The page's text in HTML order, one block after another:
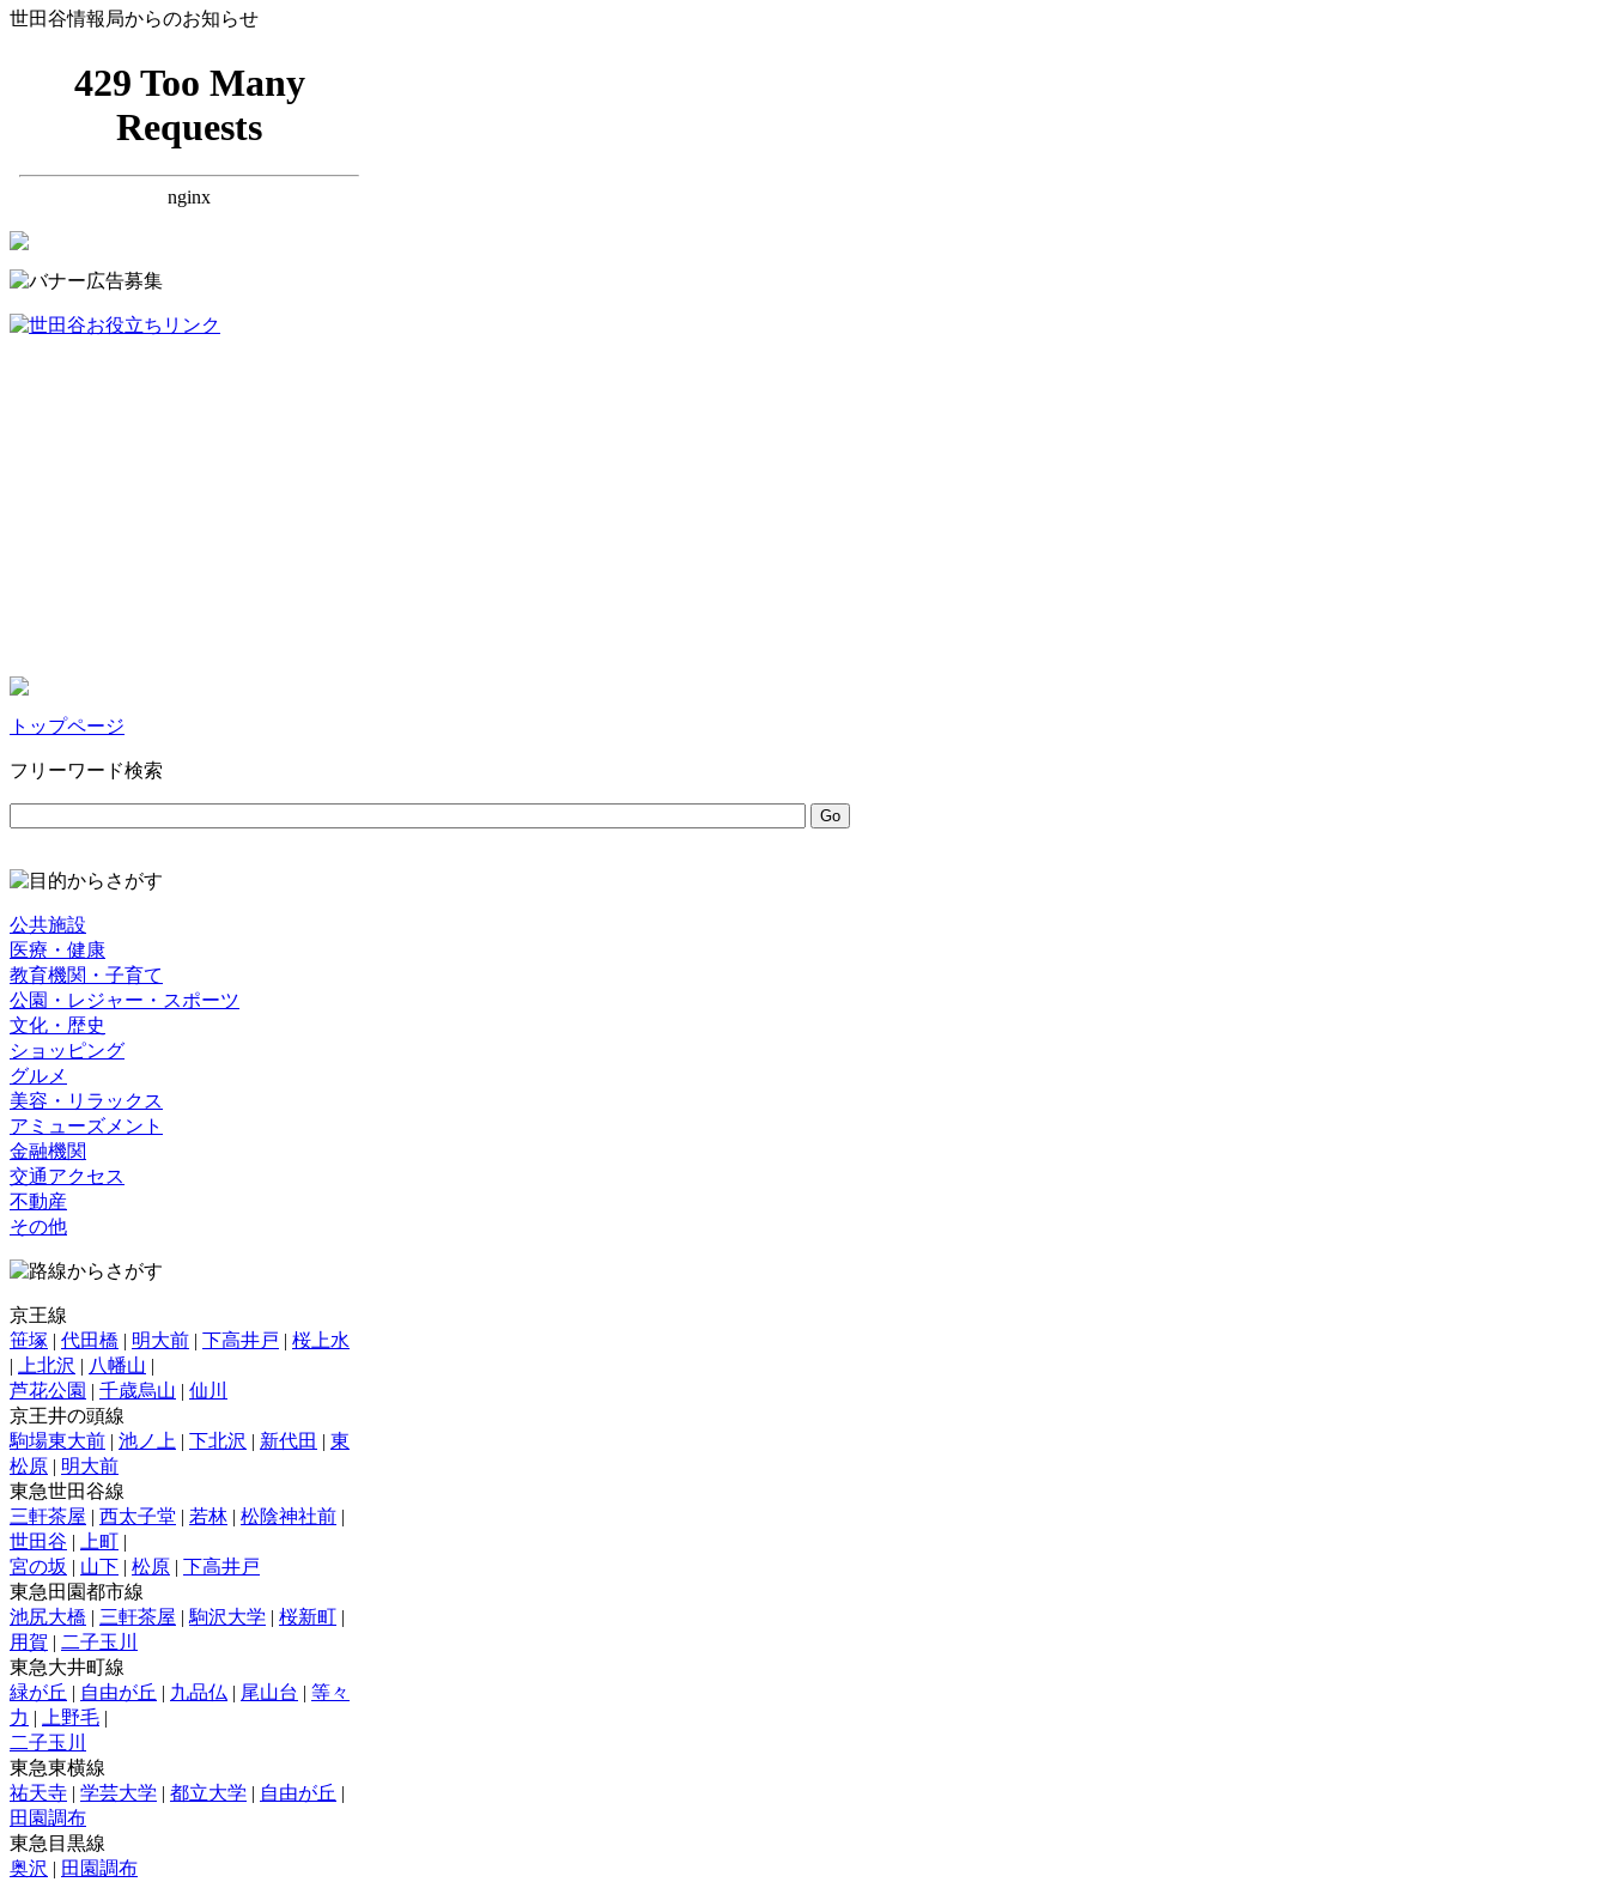
世田谷情報局からのお知らせ
トップページ
フリーワード検索
公共施設
医療・健康
教育機関・子育て
公園・レジャー・スポーツ
文化・歴史
ショッピング
グルメ
美容・リラックス
アミューズメント
金融機関
交通アクセス
不動産
その他
京王線
笹塚 | 代田橋 | 明大前 | 下高井戸 | 桜上水
|
上北沢 | 八幡山 |
芦花公園 | 千歳烏山 | 仙川
京王井の頭線
駒場東大前 | 池ノ上 | 下北沢 | 新代田 | 東
松原 | 明大前
東急世田谷線
三軒茶屋 | 西太子堂 | 若林 | 松陰神社前 |
世田谷 | 上町 |
宮の坂 | 山下 | 松原 | 下高井戸
東急田園都市線
池尻大橋 | 三軒茶屋 | 駒沢大学 | 桜新町 |
用賀 | 二子玉川
東急大井町線
緑が丘 | 自由が丘 | 九品仏 | 尾山台 | 等々
力 | 上野毛 |
二子玉川
東急東横線
祐天寺 | 学芸大学 | 都立大学 | 自由が丘 |
田園調布
東急目黒線
奥沢 | 田園調布